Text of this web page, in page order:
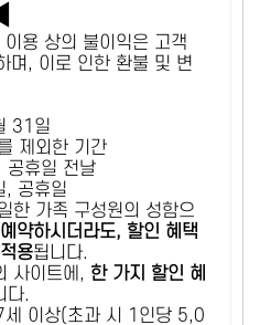
용 상의 불이익은 고객
며, 이로 인한 환불 및 변
31일
제외한 기간
공휴일 전날
, 공휴일
한 가족 구성원의 성함으
약하시더라도, 할인 혜택
용됩니다.
사이트에, 한 가지 할인 혜
다.
세 이상(초과 시 1인당 5,0